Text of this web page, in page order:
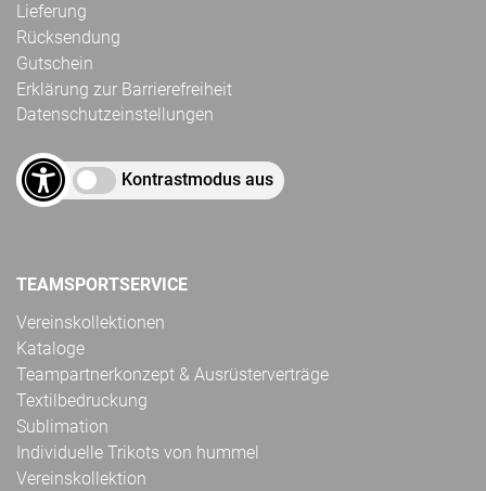
Lieferung
Rücksendung
Gutschein
Erklärung zur Barrierefreiheit
Datenschutzeinstellungen
Kontrastmodus aus
TEAMSPORTSERVICE
Vereinskollektionen
Kataloge
Teampartnerkonzept & Ausrüsterverträge
Textilbedruckung
Sublimation
Individuelle Trikots von hummel
Vereinskollektion